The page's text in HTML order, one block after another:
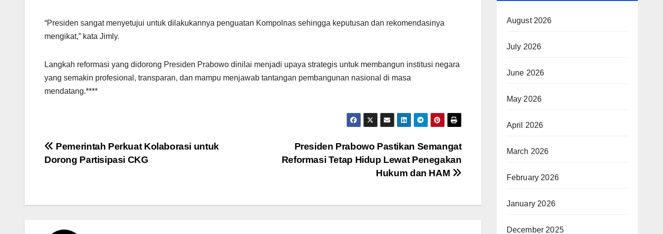
“Presiden sangat menyetujui untuk dilakukannya penguatan Kompolnas sehingga keputusan dan rekomendasinya
mengikat,” kata Jimly.
Langkah reformasi yang didorong Presiden Prabowo dinilai menjadi upaya strategis untuk membangun institusi negara
yang semakin profesional, transparan, dan mampu menjawab tantangan pembangunan nasional di masa
mendatang.****
Post
navigation
Presiden Prabowo Pastikan Semangat
Reformasi Tetap Hidup Lewat Penegakan
Hukum dan HAM
Pemerintah Perkuat Kolaborasi untuk
Dorong Partisipasi CKG
August 2026
July 2026
June 2026
May 2026
April 2026
March 2026
February 2026
January 2026
December 2025